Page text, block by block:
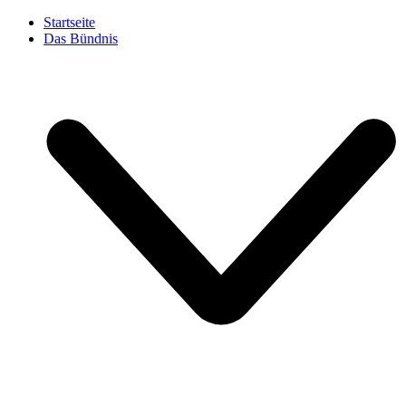
Startseite
Das Bündnis